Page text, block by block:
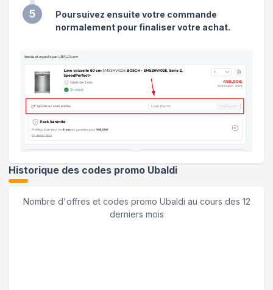
5
Poursuivez ensuite votre commande
normalement pour finaliser votre achat.
Historique des codes promo Ubaldi
Nombre d'offres et codes promo Ubaldi au cours des 12
derniers mois